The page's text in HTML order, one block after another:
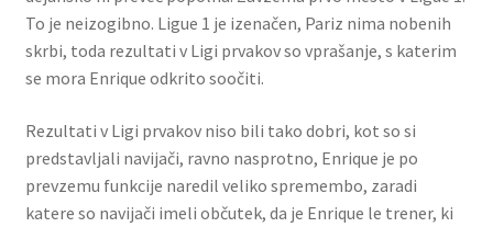
To je neizogibno. Ligue 1 je izenačen, Pariz nima nobenih
skrbi, toda rezultati v Ligi prvakov so vprašanje, s katerim
se mora Enrique odkrito soočiti.
Rezultati v Ligi prvakov niso bili tako dobri, kot so si
predstavljali navijači, ravno nasprotno, Enrique je po
prevzemu funkcije naredil veliko spremembo, zaradi
katere so navijači imeli občutek, da je Enrique le trener, ki